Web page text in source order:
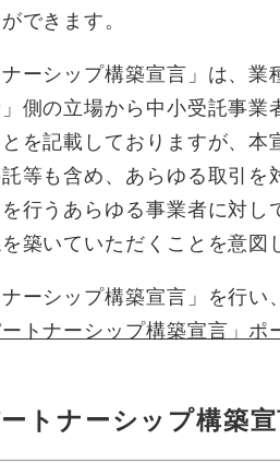
できます。
ナーシップ構築宣言」は、
」側の立場から中小受託事
を記載しておりますが、
等も含め、あらゆる取引を
行うあらゆる事業者に対
築いていただくことを意図
ナーシップ構築宣言」を行
ートナーシップ構築宣言」ポ
トナーシップ構築宣